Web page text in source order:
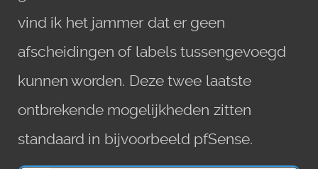
vind ik het jammer dat er geen
afscheidingen of labels tussengevoegd
kunnen worden. Deze twee laatste
ontbrekende mogelijkheden zitten
standaard in bijvoorbeeld pfSense.